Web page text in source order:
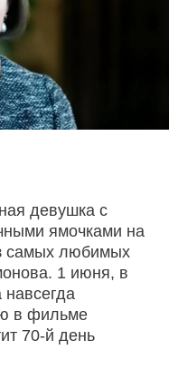
девушка с
ямочками на
самых любимых
1 июня, в
в фильме
70-й день